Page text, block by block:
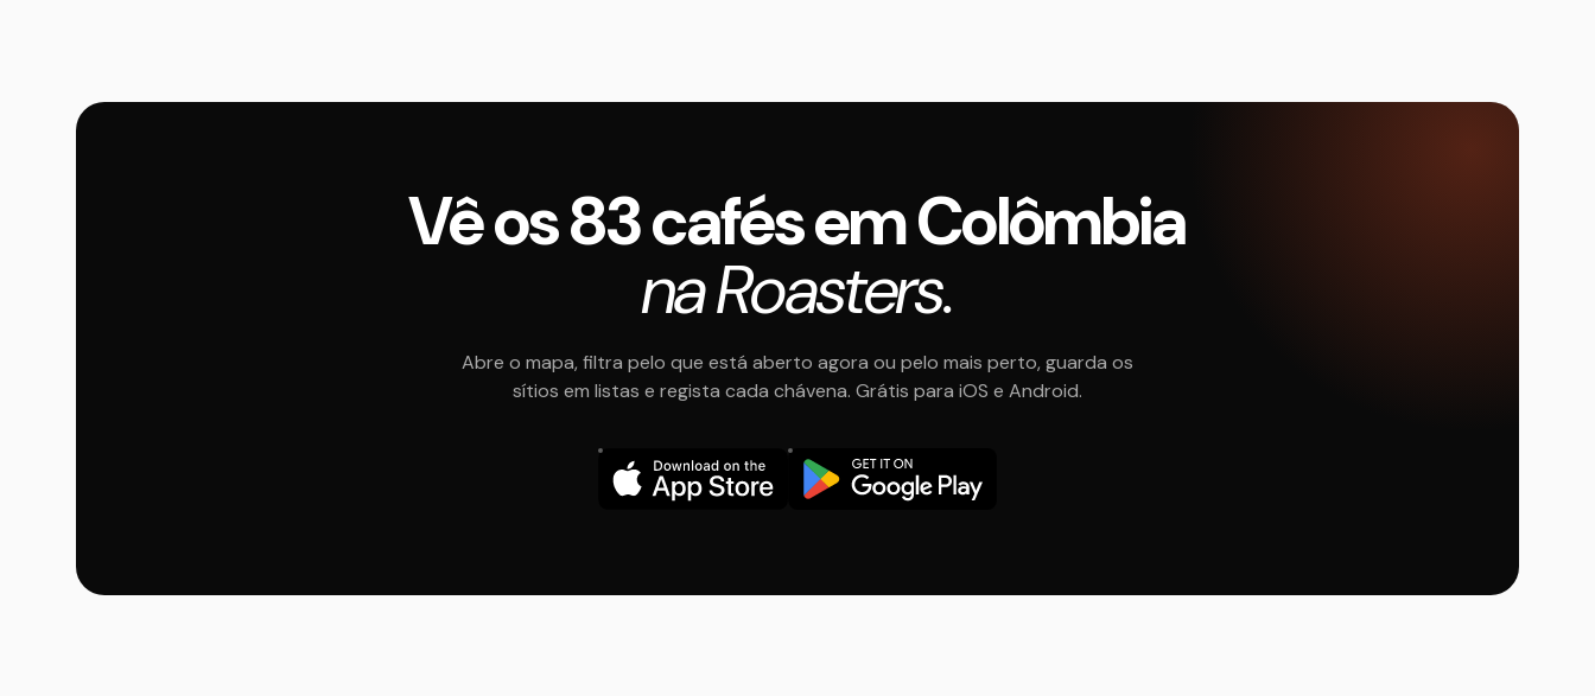
Vê os 83 cafés em Colômbia
na Roasters.
Abre o mapa, filtra pelo que está aberto agora ou pelo mais perto, guarda os
sítios em listas e regista cada chávena. Grátis para iOS e Android.